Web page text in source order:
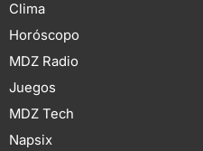
Clima
Horóscopo
MDZ Radio
Juegos
MDZ Tech
Napsix